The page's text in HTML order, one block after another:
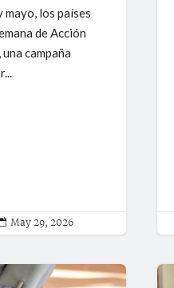
mayo, los países
de Acción
campaña
May 29, 2026